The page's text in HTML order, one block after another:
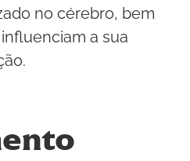
no cérebro, bem
a sua